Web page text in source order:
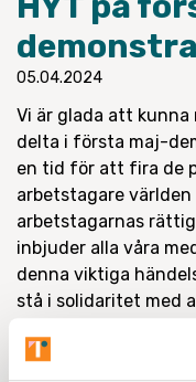
05.04.2024
Vi är glada att kunna
delta i första maj-
en tid för att fira de
arbetstagare
arbetstagarnas
inbjuder alla våra
denna viktiga
stå i solidaritet med
rättvisa